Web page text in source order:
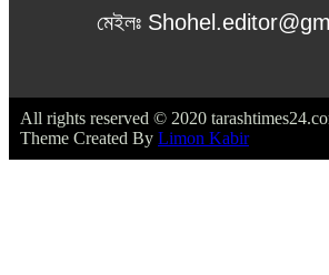
মেইলঃ
All rights reserved © 2020
Theme Created By Limon Kabir